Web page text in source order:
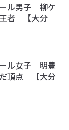
ル男子 柳ケ
者 【大分
ル女子 明豊
頂点 【大分